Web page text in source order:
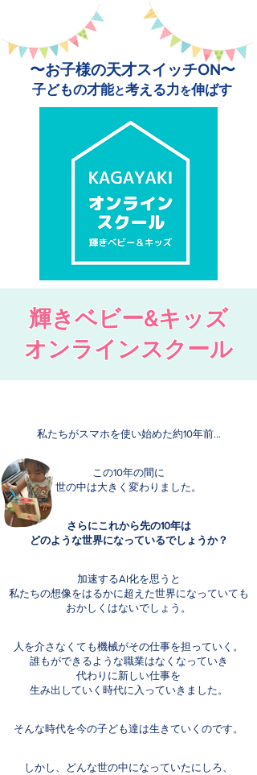
〜お子様の天才スイッチON〜
子どもの才能と考える力を伸ばす
輝きベビー&キッズ
オンラインスクール
私たちがスマホを使い始めた約10年前…
この10年の間に
世の中は大きく変わりました。
さらにこれから先の10年は
どのような世界になっているでしょうか？
加速するAI化を思うと
私たちの想像をはるかに超えた世界になっていても
おかしくはないでしょう。
人を介さなくても機械がその仕事を担っていく。
誰もができるような職業はなくなっていき
代わりに新しい仕事を
生み出していく時代に入っていきました。
そんな時代を今の子ども達は生きていくのです。
しかし、どんな世の中になっていたにしろ、